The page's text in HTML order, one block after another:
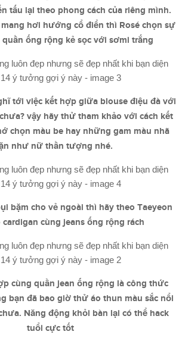
tấu lại theo phong cách của riêng mình.
hơi hướng cổ điển thì Rosé chọn sự
ống rộng kẻ sọc với sơmi trắng
tới việc kết hợp giữa blouse điệu đà với
vậy hãy thử tham khảo với cách kết
chọn màu be hay những gam màu nhã
như nữ thần tượng nhé.
bặm cho vẻ ngoài thì hãy theo Taeyeon
cùng jeans ống rộng rách
cùng quần jean ống rộng là công thức
bạn đã bao giờ thử áo thun màu sắc nổi
Năng động khỏi bàn lại có thể hack
tuổi cực tốt